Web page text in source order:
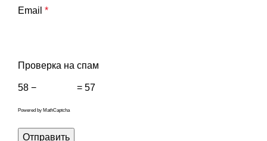
Email *
Проверка на спам
58 − = 57
Powered by MathCaptcha